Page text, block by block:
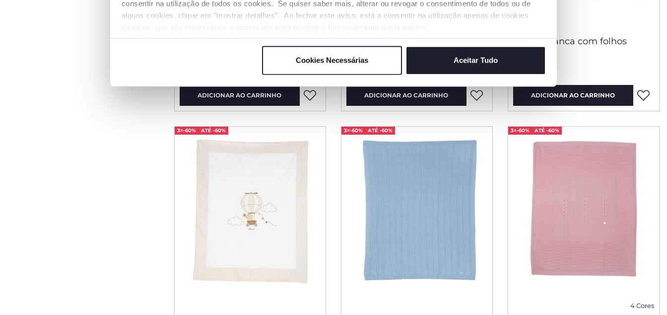
consentir na utilização de todos os cookies. Se quiser saber mais, alterar ou revogar o consentimento de todos ou de
alguns cookies, clique em "mostrar detalhes". Ao fechar este aviso, está a consentir na utilização apenas de cookies
Cookies Necessárias Aceitar Tudo
Manta azul para carrinho com
ADICIONAR AO CARRINHO
Manta com ursinho e raposa
ADICIONAR AO CARRINHO
Manta branca com folhos
ADICIONAR AO CARRINHO
3=-60% ATÉ -60% 3=-60% ATÉ -60% 3=-60% ATÉ -60%
4 Cores